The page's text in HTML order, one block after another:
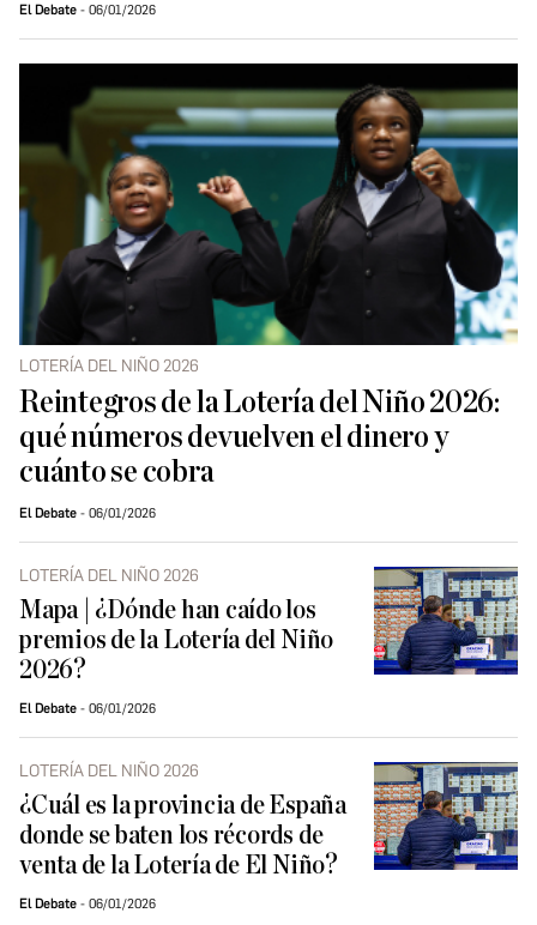
El Debate 06/01/2026
LOTERÍA DEL NIÑO 2026
Reintegros de la Lotería del Niño 2026:
qué números devuelven el dinero y
cuánto se cobra
El Debate 06/01/2026
LOTERÍA DEL NIÑO 2026
Mapa | ¿Dónde han caído los
premios de la Lotería del Niño
2026?
El Debate 06/01/2026
LOTERÍA DEL NIÑO 2026
¿Cuál es la provincia de España
donde se baten los récords de
venta de la Lotería de El Niño?
El Debate 06/01/2026